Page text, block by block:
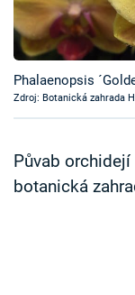
Časopis
Sledujte
Sledujte nás
Phalaenopsis
Zdroj: Botanická zahrada
Půvab
botanická